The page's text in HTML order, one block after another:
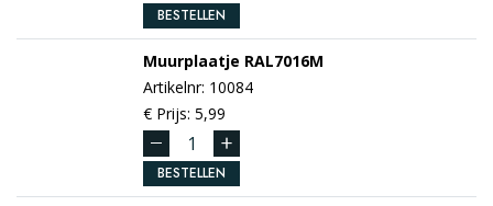
BESTELLEN
Muurplaatje RAL7016M
Artikelnr: 10084
€ Prijs: 5,99
BESTELLEN